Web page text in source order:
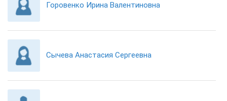
Горовенко Ирина Валентиновна
Сычева Анастасия Сергеевна